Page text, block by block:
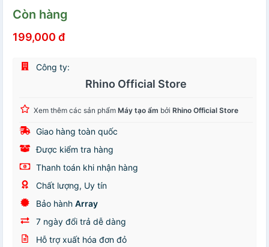
Còn hàng
199,000 đ
Công ty:
Rhino Official Store
Xem thêm các sản phẩm Máy tạo ẩm bởi Rhino Official Store
Giao hàng toàn quốc
Được kiểm tra hàng
Thanh toán khi nhận hàng
Chất lượng, Uy tín
Bảo hành Array
7 ngày đổi trả dễ dàng
Hỗ trợ xuất hóa đơn đỏ